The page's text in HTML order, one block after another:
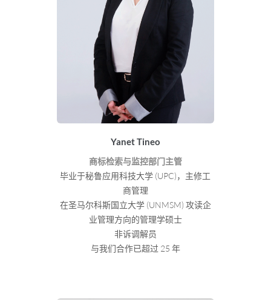
Yanet Tineo
商标检索与监控部门主管
毕业于秘鲁应用科技大学 (UPC)，主修工
商管理
在圣马尔科斯国立大学 (UNMSM) 攻读企
业管理方向的管理学硕士
非诉调解员
与我们合作已超过 25 年